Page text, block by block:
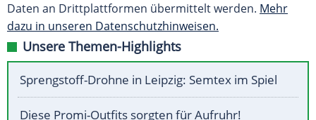
Daten an Drittplattformen übermittelt werden. Mehr
dazu in unseren Datenschutzhinweisen.
Unsere Themen-Highlights
Sprengstoff-Drohne in Leipzig: Semtex im Spiel
Diese Promi-Outfits sorgten für Aufruhr!